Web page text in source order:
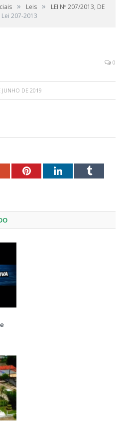
» Leis »
LEI Nº 207/2013, DE
Lei 207-2013
0
JUNHO DE 2019
PinterestLinkedInTumblr